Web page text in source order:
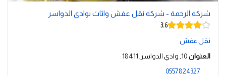
شركة الرحمة - شركة نقل عفش واثاث بوادي الدواسر
3.6
نقل عفش
العنوان 10, وادي الدواسر, 18411
0557824327